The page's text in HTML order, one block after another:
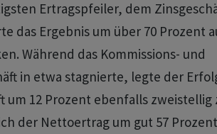
Ertragspfeiler, dem
das Ergebnis um über 70 Prozent
Während das Kommissions- und
in etwa stagnierte, legte der
um 12 Prozent ebenfalls zweistellig
der Nettoertrag um gut 57